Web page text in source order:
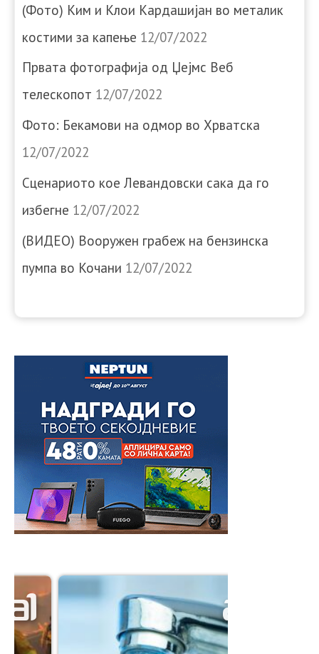
(Фото) Ким и Клои Кардашијан во металик
костими за капење 12/07/2022
Првата фотографија од Џејмс Веб
телескопот 12/07/2022
Фото: Бекамови на одмор во Хрватска
12/07/2022
Сценариото кое Левандовски сака да го
избегне 12/07/2022
(ВИДЕО) Вооружен грабеж на бензинска
пумпа во Кочани 12/07/2022